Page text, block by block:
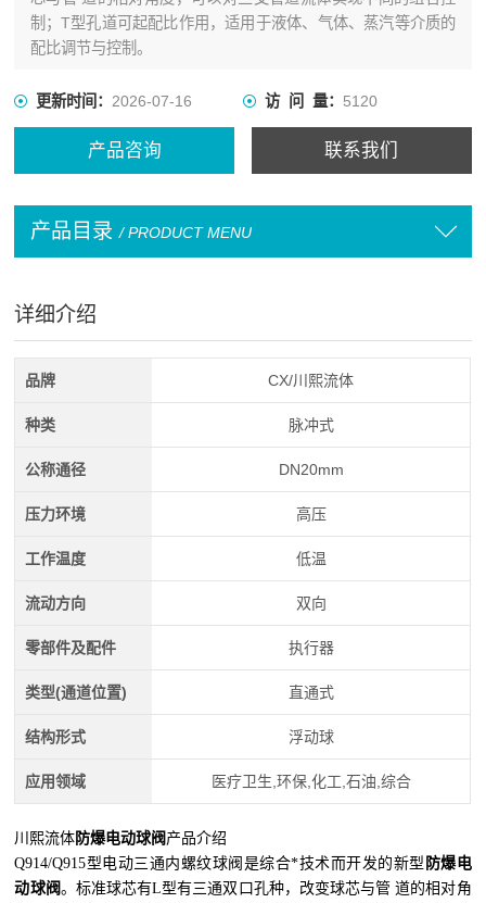
制；T型孔道可起配比作用，适用于液体、气体、蒸汽等介质的
配比调节与控制。
更新时间： 2026-07-16 访 问 量： 5120
产品咨询 联系我们
产品目录 / PRODUCT MENU
详细介绍
品牌 CX/川熙流体
种类 脉冲式
公称通径 DN20mm
压力环境 高压
工作温度 低温
流动方向 双向
零部件及配件 执行器
类型(通道位置) 直通式
结构形式 浮动球
应用领域 医疗卫生,环保,化工,石油,综合
川熙流体防爆电动球阀 产品介绍
Q914/Q915型电动三通内螺纹球阀是综合*技术而开发的新型 防爆电
动球阀。标准球芯有L型有三通双口孔种，改变球芯与管 道的相对角